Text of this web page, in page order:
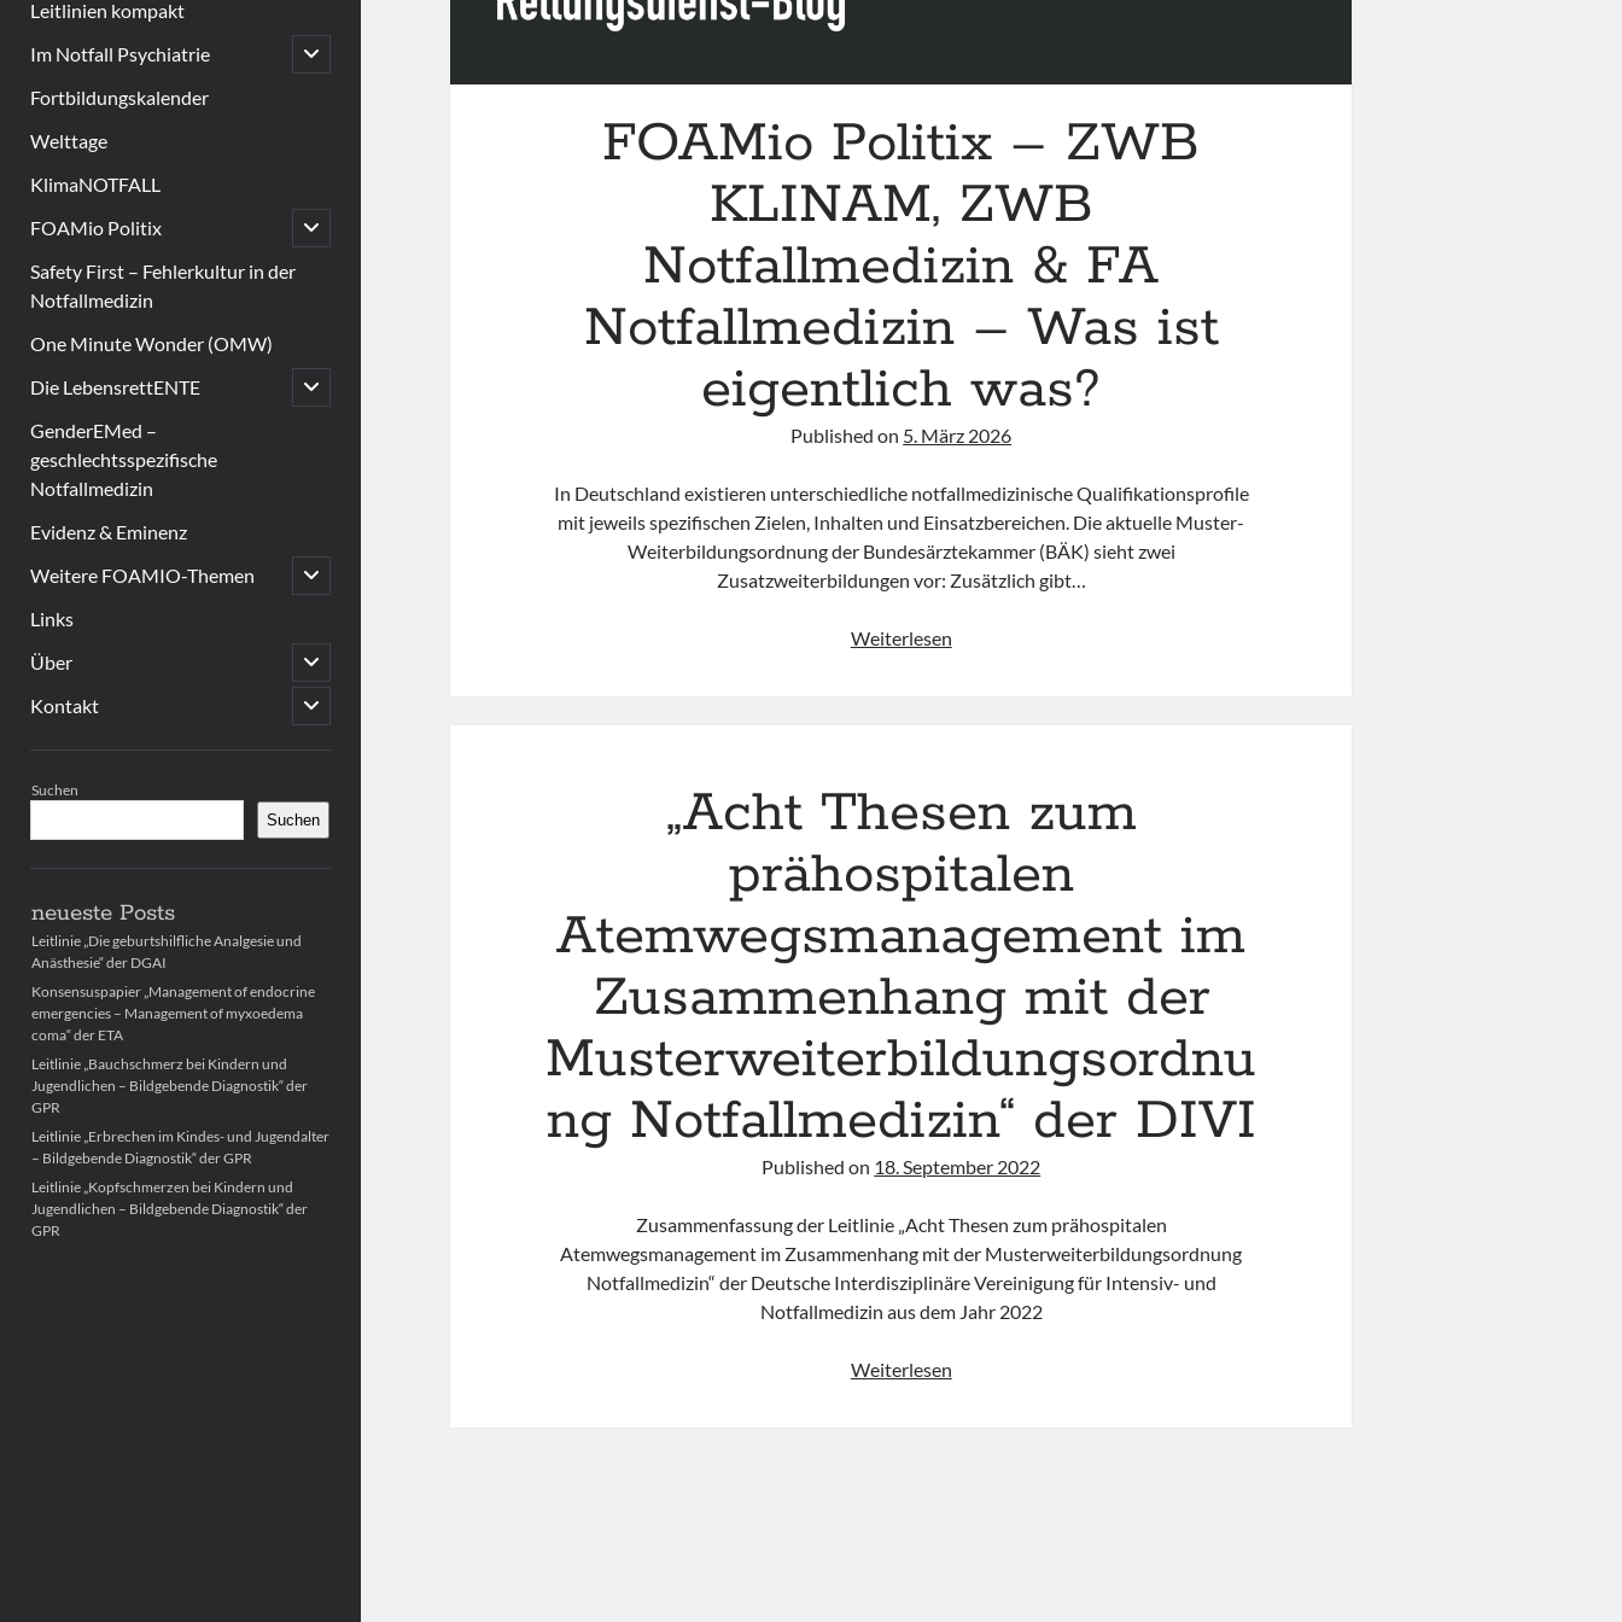
Leitlinien kompakt
Im Notfall Psychiatrie
open
child
Fortbildungskalender
Welttage
KlimaNOTFALL
FOAMio Politix
open
child
Safety First – Fehlerkultur in der
Notfallmedizin
One Minute Wonder (OMW)
Die LebensrettENTE
open
child
GenderEMed –
geschlechtsspezifische
Notfallmedizin
Evidenz & Eminenz
Weitere FOAMIO-Themen
open
child
Links
Über
open
child
menu
Kontakt
open
child
Suchen
Suchen
neueste Posts
Leitlinie „Die geburtshilfliche Analgesie und
Anästhesie“ der DGAI
Konsensuspapier „Management of endocrine
emergencies – Management of myxoedema
coma“ der ETA
Leitlinie „Bauchschmerz bei Kindern und
Jugendlichen – Bildgebende Diagnostik“ der
GPR
Leitlinie „Erbrechen im Kindes- und Jugendalter
– Bildgebende Diagnostik“ der GPR
Leitlinie „Kopfschmerzen bei Kindern und
Jugendlichen – Bildgebende Diagnostik“ der
GPR
FOAMio Politix – ZWB
KLINAM, ZWB
Notfallmedizin & FA
Notfallmedizin – Was ist
eigentlich was?
Published on 5. März 2026
In Deutschland existieren unterschiedliche notfallmedizinische Qualifikationsprofile
mit jeweils spezifischen Zielen, Inhalten und Einsatzbereichen. Die aktuelle Muster-
Weiterbildungsordnung der Bundesärztekammer (BÄK) sieht zwei
Zusatzweiterbildungen vor: Zusätzlich gibt…
WeiterlesenFOAMio
Notfallmedizin
FA
Notfallmedizin
–
Was
ist
eigentlich
was?
„Acht Thesen zum
prähospitalen
Atemwegsmanagement im
Zusammenhang mit der
Musterweiterbildungsordnu
ng Notfallmedizin“ der DIVI
Published on 18. September 2022
Zusammenfassung der Leitlinie „Acht Thesen zum prähospitalen
Atemwegsmanagement im Zusammenhang mit der Musterweiterbildungsordnung
Notfallmedizin“ der Deutsche Interdisziplinäre Vereinigung für Intensiv- und
Notfallmedizin aus dem Jahr 2022
Weiterlesen„Acht